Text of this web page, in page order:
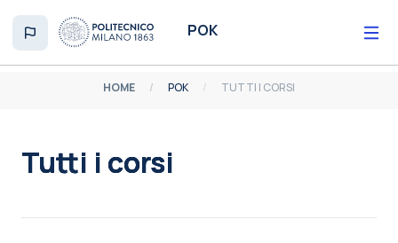
POK
HOME POK TUTTI I CORSI
Tutti i corsi